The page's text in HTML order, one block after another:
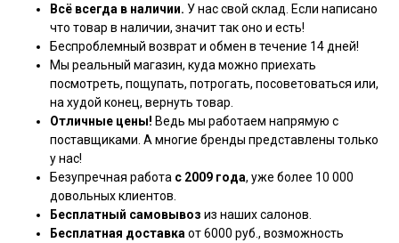
Всё всегда в наличии. У нас свой склад. Если написано
что товар в наличии, значит так оно и есть!
Беспроблемный возврат и обмен в течение 14 дней!
Мы реальный магазин, куда можно приехать
посмотреть, пощупать, потрогать, посоветоваться или,
на худой конец, вернуть товар.
Отличные цены! Ведь мы работаем напрямую с
поставщиками. А многие бренды представлены только
у нас!
Безупречная работа с 2009 года, уже более 10 000
довольных клиентов.
Бесплатный самовывоз из наших салонов.
Бесплатная доставка от 6000 руб., возможность